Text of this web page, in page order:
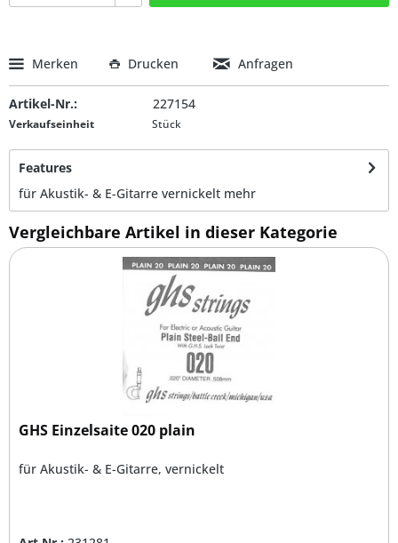
Merken Drucken Anfragen
Artikel-Nr.: 227154
Verkaufseinheit Stück
Features
für Akustik- & E-Gitarre vernickelt mehr
Vergleichbare Artikel in dieser Kategorie
GHS Einzelsaite 020 plain
für Akustik- & E-Gitarre, vernickelt